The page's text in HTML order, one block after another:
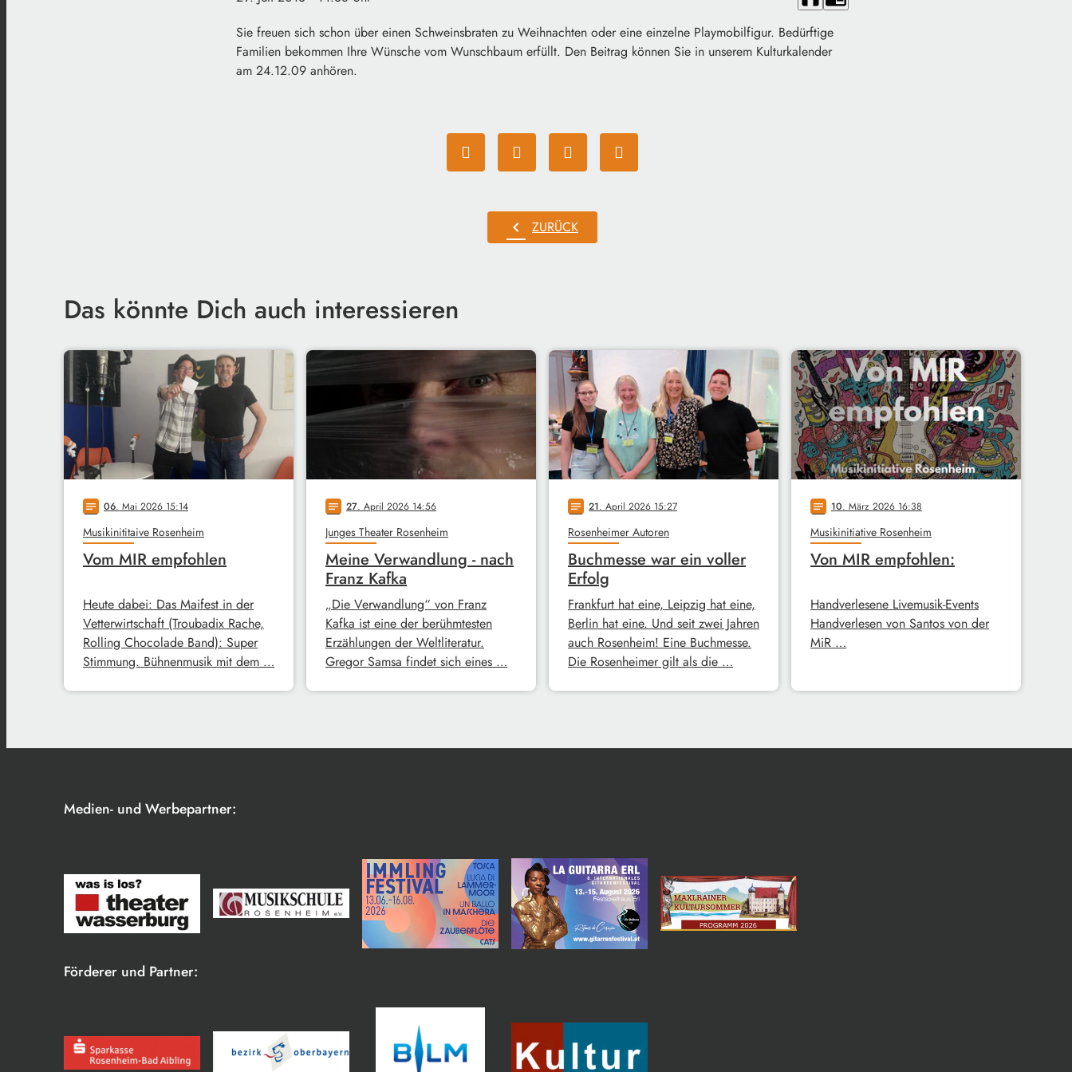
Sie freuen sich schon über einen Schweinsbraten zu Weihnachten oder eine einzelne Playmobilfigur. Bedürftige
Familien bekommen Ihre Wünsche vom Wunschbaum erfüllt. Den Beitrag können Sie in unserem Kulturkalender
am 24.12.09 anhören.
chevron_left ZURÜCK
Das könnte Dich auch interessieren
notes 06. Mai 2026 15:14
Musikinititaive Rosenheim
Vom MIR empfohlen
Heute dabei: Das Maifest in der
Vetterwirtschaft (Troubadix Rache,
Rolling Chocolade Band): Super
Stimmung. Bühnenmusik mit dem …
notes 27. April 2026 14:56
Junges Theater Rosenheim
Meine Verwandlung - nach
Franz Kafka
„Die Verwandlung“ von Franz
Kafka ist eine der berühmtesten
Erzählungen der Weltliteratur.
Gregor Samsa findet sich eines …
notes 21. April 2026 15:27
Rosenheimer Autoren
Buchmesse war ein voller
Erfolg
Frankfurt hat eine, Leipzig hat eine,
Berlin hat eine. Und seit zwei Jahren
auch Rosenheim! Eine Buchmesse.
Die Rosenheimer gilt als die …
notes 10. März 2026 16:38
Musikinitiative Rosenheim
Von MIR empfohlen:
Handverlesene Livemusik-Events
Handverlesen von Santos von der
MiR …
Medien- und Werbepartner:
Förderer und Partner: